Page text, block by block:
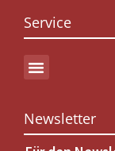
Service
Newsletter